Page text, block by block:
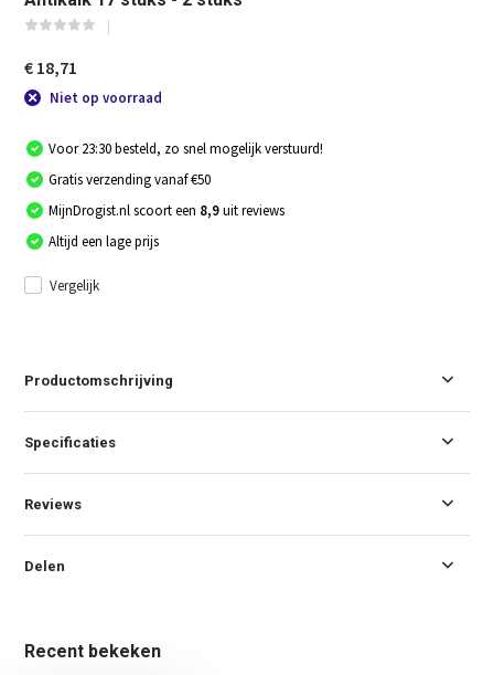
€ 18,71
Niet op voorraad
Voor 23:30 besteld, zo snel mogelijk verstuurd!
Gratis verzending vanaf €50
MijnDrogist.nl scoort een 8,9uit reviews
Altijd een lage prijs
Vergelijk
Productomschrijving
Specificaties
Reviews
Delen
Recent bekeken